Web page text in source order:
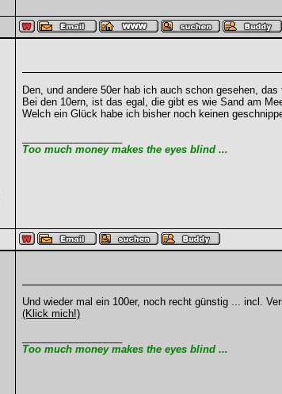
Den, und andere 50er hab ich auch schon gesehen,
Bei den 10ern, ist das egal, die gibt es wie Sand am
Welch ein Glück habe ich bisher noch keinen
Too much money makes the eyes blind ...
Und wieder mal ein 100er, noch recht günstig ... incl.
(Klick mich!)
Too much money makes the eyes blind ...